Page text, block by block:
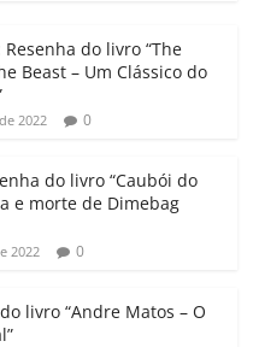
gl
e
Cl
a
ss
ro
o
p
y
Li
k
m
p
h
ar
do livro “The
Beast – Um Clássico do
2022 0
do livro “Caubói do
e morte de Dimebag
2022 0
livro “Andre Matos – O